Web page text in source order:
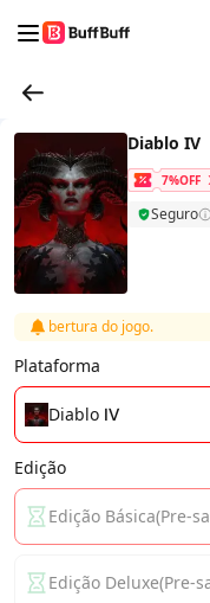
Diablo IV
7%OFF
Seguro
a abertura do jogo.
Plataforma
Diablo Ⅳ
Edição
Edição Básica(Pre-
Edição Deluxe(Pre-